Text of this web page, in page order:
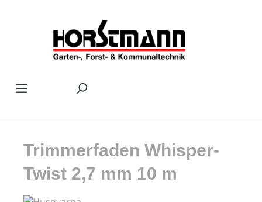
Trimmerfaden Whisper-
Twist 2,7 mm 10 m